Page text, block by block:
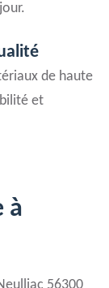
de haute
et
à